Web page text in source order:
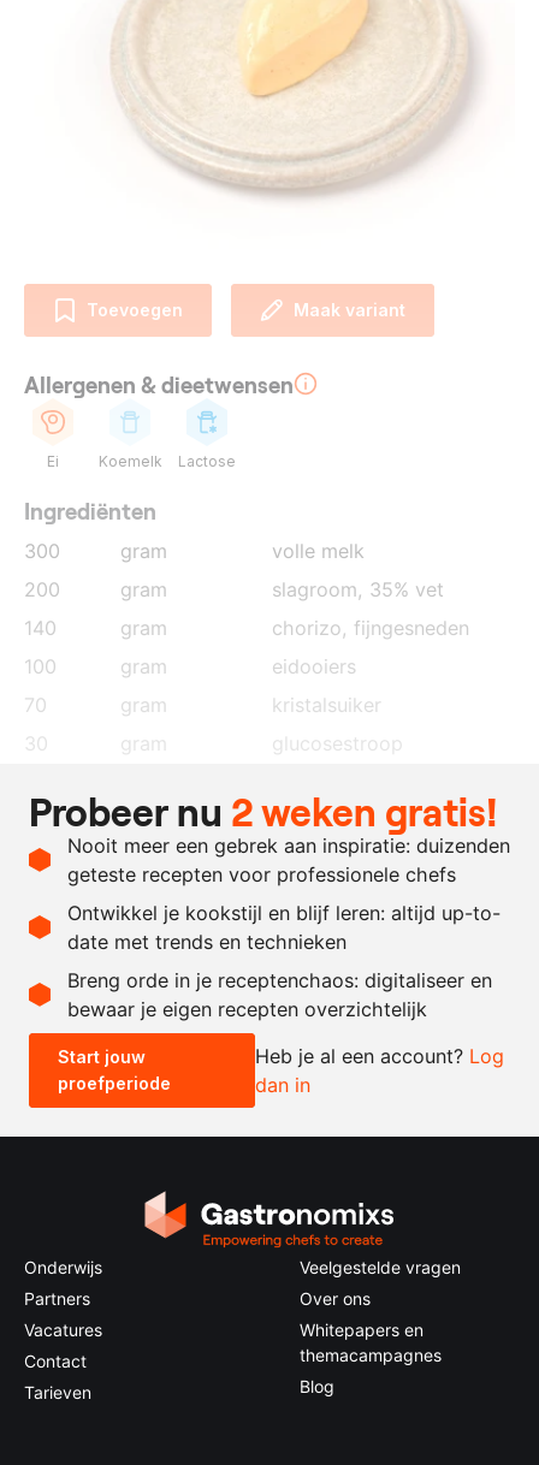
Toevoegen Maak variant
Allergenen & dieetwensen
Ei Koemelk Lactose
Ingrediënten
300 gram
volle melk
200
gram
slagroom, 35% vet
140
gram chorizo, fijngesneden
100
gram
eidooiers
70
gram
kristalsuiker
30
gram
glucosestroop
gram
gerookte paprikapoeder
2
gram
zout
Recept omrekenen
- +
0.5x 1x 2x
Probeer nu 2 weken gratis!
Nooit meer een gebrek aan inspiratie: duizenden
geteste recepten voor professionele chefs
Ontwikkel je kookstijl en blijf leren: altijd up-to-
date met trends en technieken
Breng orde in je receptenchaos: digitaliseer en
bewaar je eigen recepten overzichtelijk
Start jouw
proefperiode
Heb je al een account? Log
dan in
Onderwijs
Partners
Vacatures
Contact
Tarieven
Veelgestelde vragen
Over ons
Whitepapers en
themacampagnes
Blog